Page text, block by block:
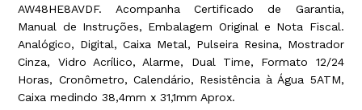
AW48HE8AVDF. Acompanha Certificado de Garantia,
Manual de Instruções, Embalagem Original e Nota Fiscal.
Analógico, Digital, Caixa Metal, Pulseira Resina, Mostrador
Cinza, Vidro Acrílico, Alarme, Dual Time, Formato 12/24
Horas, Cronômetro, Calendário, Resistência à Água 5ATM,
Caixa medindo 38,4mm x 31,1mm Aprox.